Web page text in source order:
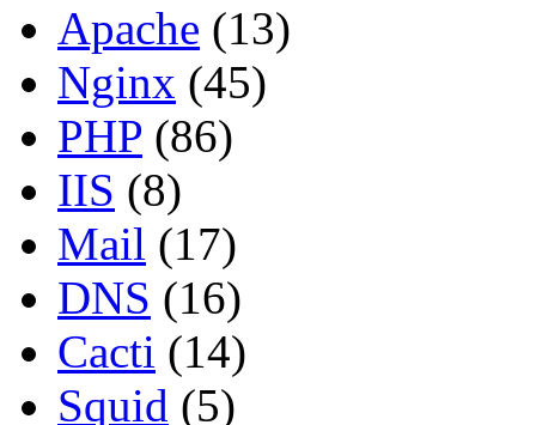
Apache (13)
Nginx (45)
PHP (86)
IIS (8)
Mail (17)
DNS (16)
Cacti (14)
Squid (5)